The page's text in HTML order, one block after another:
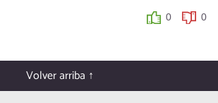
0 0
Volver arriba ↑